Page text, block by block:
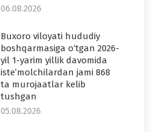
06.08.2026
Buxoro viloyati hududiy
boshqarmasiga o‘tgan 2026-
yil 1-yarim yillik davomida
iste’molchilardan jami 868
ta murojaatlar kelib
tushgan
05.08.2026